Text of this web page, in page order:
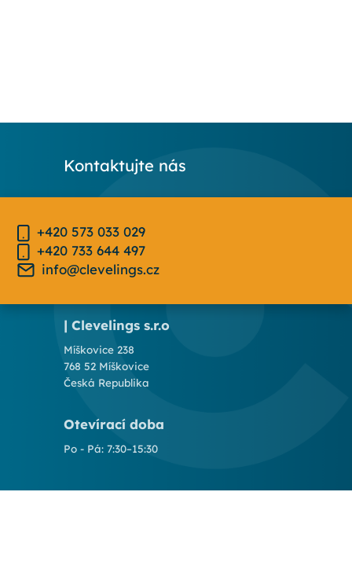
Kontaktujte nás
+420 573 033 029
+420 733 644 497
info@clevelings.cz
| Clevelings s.r.o
Míškovice 238
768 52 Míškovice
Česká Republika
Otevírací doba
Po - Pá: 7:30–15:30